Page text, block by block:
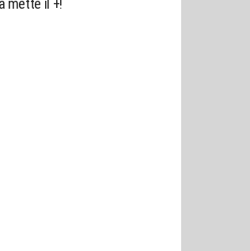
mette il +!